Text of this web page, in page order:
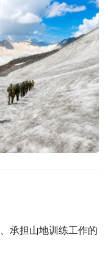
承担山地训练工作的